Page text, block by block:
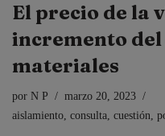
El precio de la
incremento del
materiales
por N P
marzo 20, 2023
aislamiento, consulta, cuestión,